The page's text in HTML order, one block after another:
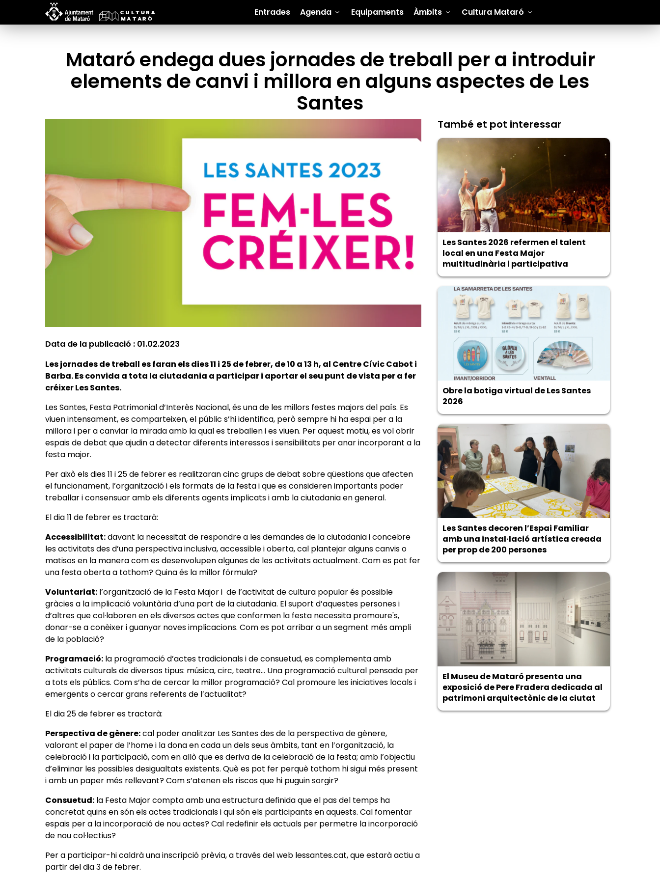
Entrades Agenda Equipaments Àmbits Cultura Mataró
Mataró endega dues jornades de treball per a introduir
elements de canvi i millora en alguns aspectes de Les
Santes
Data de la publicació : 01.02.2023
Les jornades de treball es faran els dies 11 i 25 de febrer, de 10 a 13 h, al Centre Cívic Cabot i
Barba. Es convida a tota la ciutadania a participar i aportar el seu punt de vista per a fer
créixer Les Santes.
Les Santes, Festa Patrimonial d’Interès Nacional, és una de les millors festes majors del país. Es
viuen intensament, es comparteixen, el públic s’hi identifica, però sempre hi ha espai per a la
millora i per a canviar la mirada amb la qual es treballen i es viuen. Per aquest motiu, es vol obrir
espais de debat que ajudin a detectar diferents interessos i sensibilitats per anar incorporant a la
festa major.
Per això els dies 11 i 25 de febrer es realitzaran cinc grups de debat sobre qüestions que afecten
el funcionament, l’organització i els formats de la festa i que es consideren importants poder
treballar i consensuar amb els diferents agents implicats i amb la ciutadania en general.
El dia 11 de febrer es tractarà:
Accessibilitat:davant la necessitat de respondre a les demandes de la ciutadania i concebre
les activitats des d’una perspectiva inclusiva, accessible i oberta, cal plantejar alguns canvis o
matisos en la manera com es desenvolupen algunes de les activitats actualment. Com es pot fer
una festa oberta a tothom? Quina és la millor fórmula?
Voluntariat: l’organització de la Festa Major i de l’activitat de cultura popular és possible
gràcies a la implicació voluntària d’una part de la ciutadania. El suport d’aquestes persones i
d’altres que col·laboren en els diversos actes que conformen la festa necessita promoure's,
donar-se a conèixer i guanyar noves implicacions. Com es pot arribar a un segment més ampli
de la població?
Programació: la programació d’actes tradicionals i de consuetud, es complementa amb
activitats culturals de diversos tipus: música, circ, teatre... Una programació cultural pensada per
a tots els públics. Com s’ha de cercar la millor programació? Cal promoure les iniciatives locals i
emergents o cercar grans referents de l’actualitat?
El dia 25 de febrer es tractarà:
Perspectiva de gènere:cal poder analitzar Les Santes des de la perspectiva de gènere,
valorant el paper de l’home i la dona en cada un dels seus àmbits, tant en l’organització, la
celebració i la participació, com en allò que es deriva de la celebració de la festa; amb l’objectiu
d’eliminar les possibles desigualtats existents. Què es pot fer perquè tothom hi sigui més present
i amb un paper més rellevant? Com s’atenen els riscos que hi puguin sorgir?
Consuetud: la Festa Major compta amb una estructura definida que el pas del temps ha
concretat quins en són els actes tradicionals i qui són els participants en aquests. Cal fomentar
espais per a la incorporació de nou actes? Cal redefinir els actuals per permetre la incorporació
de nou col·lectius?
Per a participar-hi caldrà una inscripció prèvia, a través del web lessantes.cat, que estarà actiu a
partir del dia 3 de febrer.
També et pot interessar
Les Santes 2026 refermen el talent
local en una Festa Major
multitudinària i participativa
Obre la botiga virtual de Les Santes
2026
Les Santes decoren l’Espai Familiar
amb una instal·lació artística creada
per prop de 200 persones
El Museu de Mataró presenta una
exposició de Pere Fradera dedicada al
patrimoni arquitectònic de la ciutat